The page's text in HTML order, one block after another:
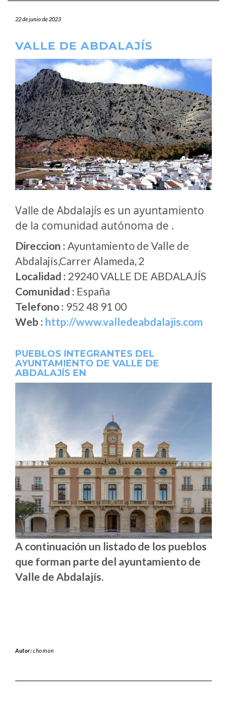
22 de junio de 2023
VALLE DE ABDALAJÍS
Valle de Abdalajís es un ayuntamiento
de la comunidad autónoma de .
Direccion : Ayuntamiento de Valle de
Abdalajís,Carrer Alameda, 2
Localidad : 29240 VALLE DE ABDALAJÍS
Comunidad : España
Telefono : 952 48 91 00
Web : http://www.valledeabdalajis.com
PUEBLOS INTEGRANTES DEL
AYUNTAMIENTO DE VALLE DE
ABDALAJÍS EN
A continuación un listado de los pueblos
que forman parte del ayuntamiento de
Valle de Abdalajís.
Autor:chomon